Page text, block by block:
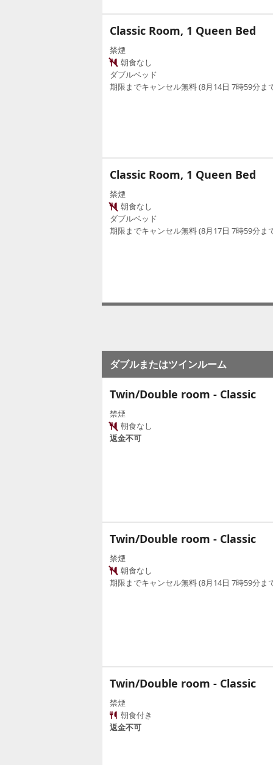
Classic Room, 1 Queen Bed
禁煙
朝食なし
ダブルベッド
期限までキャンセル無料 (8月14日 7時59分ま
Classic Room, 1 Queen Bed
禁煙
朝食なし
ダブルベッド
期限までキャンセル無料 (8月17日 7時59分ま
ダブルまたはツインルーム
Twin/Double room - Classic
禁煙
朝食なし
返金不可
Twin/Double room - Classic
禁煙
朝食なし
期限までキャンセル無料 (8月14日 7時59分ま
Twin/Double room - Classic
禁煙
朝食付き
返金不可